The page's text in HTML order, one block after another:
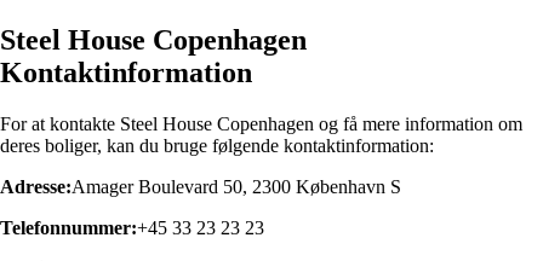
Steel House Copenhagen
Kontaktinformation
For at kontakte Steel House Copenhagen og få mere information om
deres boliger, kan du bruge følgende kontaktinformation:
Adresse:Amager Boulevard 50, 2300 København S
Telefonnummer:+45 33 23 23 23